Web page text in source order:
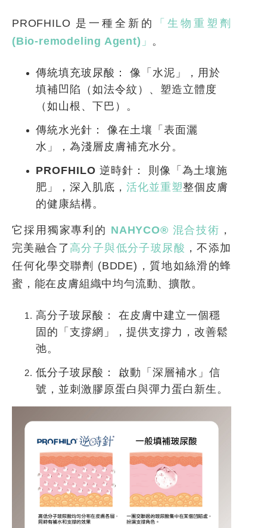
PROFHILO 是一種全新的
「生物重塑劑
(Bio-remodeling Agent)」 。
傳統填充玻尿酸：
像「水泥」，用於
填補凹陷（如法令紋）、塑造立體度
（如山根、下巴）。
傳統水光針：
像在土壤「表面灑
水」，為淺層皮膚補充水分。
PROFHILO 逆時針：
則像「為土壤施
肥」，深入肌底， 活化並重塑整個皮膚
的健康結構。
它採用獨家專利的 NAHYCO® 混合技術 ，
完美融合了 高分子與低分子玻尿酸 ，不添加
任何化學交聯劑 (BDDE)，質地如絲滑的蜂
蜜，能在皮膚組織中均勻流動、擴散。
高分子玻尿酸：
在皮膚中建立一個穩
固的「支撐網」，提供支撐力，改善鬆
弛。
低分子玻尿酸：
啟動「深層補水」信
號，並刺激膠原蛋白與彈力蛋白新生。